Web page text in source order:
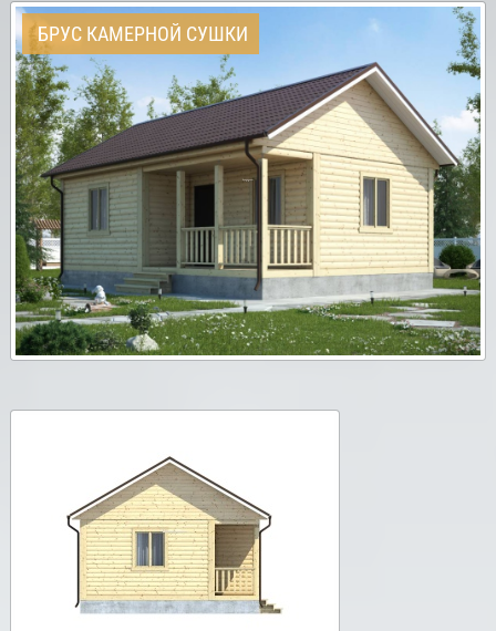
БРУС КАМЕРНОЙ СУШКИ